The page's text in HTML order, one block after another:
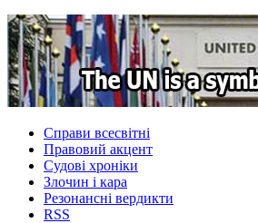
Справи всесвітні
Правовий акцент
Судові хроніки
Злочин і кара
Резонансні вердикти
RSS